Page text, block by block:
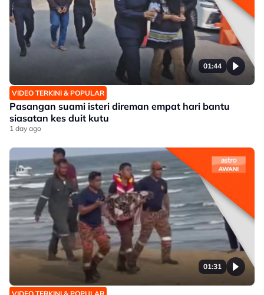
01:44
VIDEO TERKINI & POPULAR
Pasangan suami isteri direman empat hari bantu
siasatan kes duit kutu
1 day ago
01:31